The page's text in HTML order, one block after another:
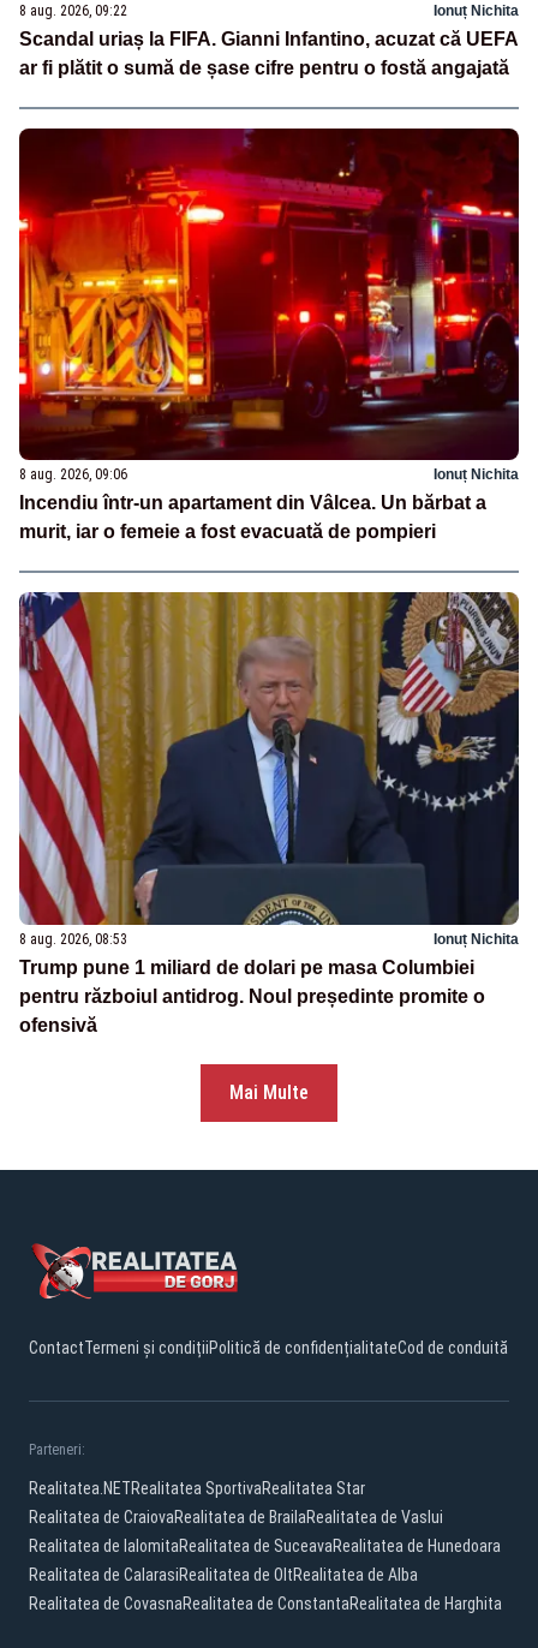
8 aug. 2026, 09:22 Ionuț Nichita
Scandal uriaș la FIFA. Gianni Infantino, acuzat că UEFA
ar fi plătit o sumă de șase cifre pentru o fostă angajată
8 aug. 2026, 09:06 Ionuț Nichita
Incendiu într-un apartament din Vâlcea. Un bărbat a
murit, iar o femeie a fost evacuată de pompieri
8 aug. 2026, 08:53 Ionuț Nichita
Trump pune 1 miliard de dolari pe masa Columbiei
pentru războiul antidrog. Noul președinte promite o
ofensivă
Mai Multe
ContactTermeni și condițiiPolitică de confidențialitateCod de conduită
Parteneri:
Realitatea.NETRealitatea SportivaRealitatea Star
Realitatea de CraiovaRealitatea de BrailaRealitatea de Vaslui
Realitatea de IalomitaRealitatea de SuceavaRealitatea de Hunedoara
Realitatea de CalarasiRealitatea de OltRealitatea de Alba
Realitatea de CovasnaRealitatea de ConstantaRealitatea de Harghita